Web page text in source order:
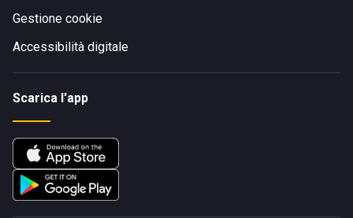
Gestione cookie
Accessibilità digitale
Scarica l'app